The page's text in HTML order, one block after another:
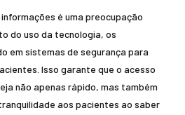
é uma preocupação
do uso da tecnologia, os
em sistemas de segurança para
Isso garante que o acesso
não apenas rápido, mas também
aos pacientes ao saber